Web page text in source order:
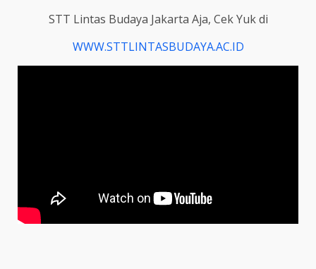
STT Lintas Budaya Jakarta Aja, Cek Yuk di
WWW.STTLINTASBUDAYA.AC.ID